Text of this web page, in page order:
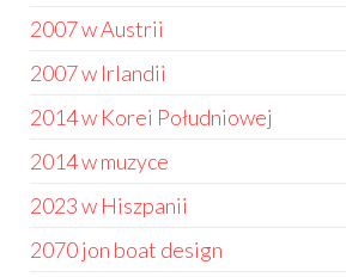
2007 w Austrii
2007 w Irlandii
2014 w Korei Południowej
2014 w muzyce
2023 w Hiszpanii
2070 jon boat design